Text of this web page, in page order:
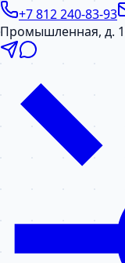
+7 812 240-83-93
Промышленная, д. 1